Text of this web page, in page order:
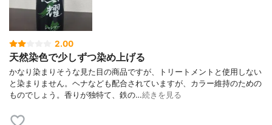
2.00
天然染色で少しずつ染め上げる
かなり染まりそうな見た目の商品ですが、トリートメントと使用しない
と染まりません。ヘナなども配合されていますが、カラー維持のための
ものでしょう。香りが独特て、鉄の…続きを見る